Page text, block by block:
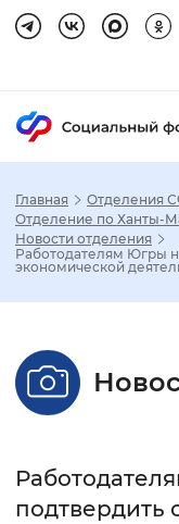
Настройка
Стандартный
Главная
Отделения
Отделение по Ханты-
Новости отделения
Работодателям Югры
экономической
подтвердить